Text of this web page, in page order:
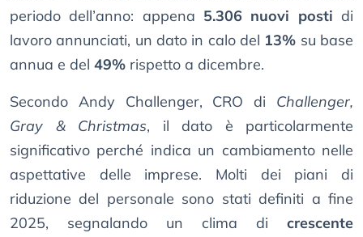
periodo dell’anno: appena 5.306 nuovi posti di
lavoro annunciati, un dato in calo del 13% su base
annua e del 49% rispetto a dicembre.
Secondo Andy Challenger, CRO di Challenger,
Gray & Christmas, il dato è particolarmente
significativo perché indica un cambiamento nelle
aspettative delle imprese. Molti dei piani di
riduzione del personale sono stati definiti a fine
2025, segnalando un clima di crescente